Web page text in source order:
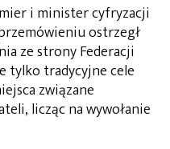
i minister cyfryzacji
ostrzegł
ze strony Federacji
tylko tradycyjnecele
związane
licząc na wywołanie